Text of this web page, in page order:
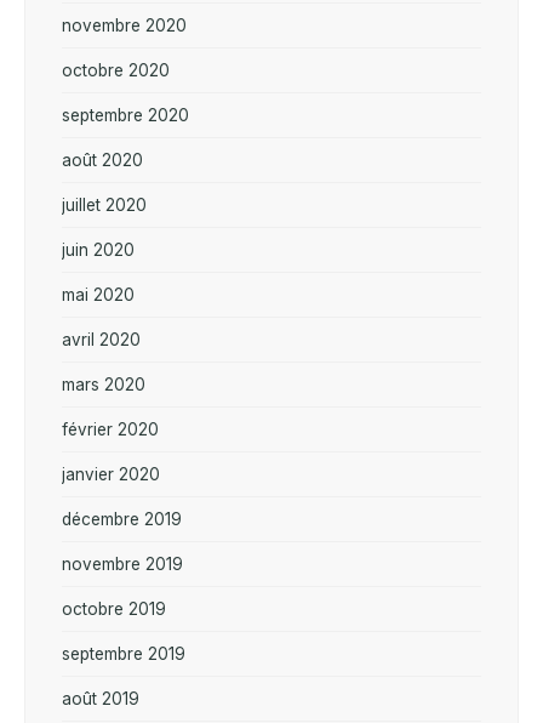
novembre 2020
octobre 2020
septembre 2020
août 2020
juillet 2020
juin 2020
mai 2020
avril 2020
mars 2020
février 2020
janvier 2020
décembre 2019
novembre 2019
octobre 2019
septembre 2019
août 2019